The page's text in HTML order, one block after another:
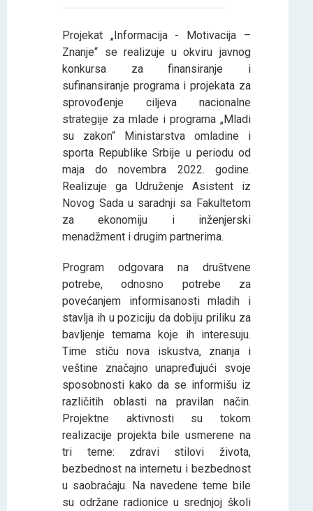
Projekat „Informacija - Motivacija –
Znanje“ se realizuje u okviru javnog
konkursa za finansiranje i
sufinansiranje programa i projekata za
sprovođenje ciljeva nacionalne
strategije za mlade i programa „Mladi
su zakon“ Ministarstva omladine i
sporta Republike Srbije u periodu od
maja do novembra 2022. godine.
Realizuje ga Udruženje Asistent iz
Novog Sada u saradnji sa Fakultetom
za ekonomiju i inženjerski
menadžment i drugim partnerima.
Program odgovara na društvene
potrebe, odnosno potrebe za
povećanjem informisanosti mladih i
stavlja ih u poziciju da dobiju priliku za
bavljenje temama koje ih interesuju.
Time stiču nova iskustva, znanja i
veštine značajno unapređujući svoje
sposobnosti kako da se informišu iz
različitih oblasti na pravilan način.
Projektne aktivnosti su tokom
realizacije projekta bile usmerene na
tri teme: zdravi stilovi života,
bezbednost na internetu i bezbednost
u saobraćaju. Na navedene teme bile
su održane radionice u srednjoj školi